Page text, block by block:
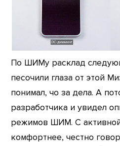
По ШИМу расклад
песочили глаза от этой
понимал, чо за дела. А
разработчика и увидел
режимов ШИМ. С
комфортнее, честно